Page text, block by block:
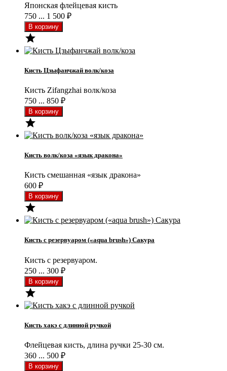
Японская флейцевая кисть
750 ... 1 500 ₽

Кисть Цзыфанчжай волк/коза
Кисть Zifangzhai волк/коза
750 ... 850 ₽

Кисть волк/коза «язык дракона»
Кисть смешанная «язык дракона»
600 ₽

Кисть с резервуаром («aqua brush») Сакура
Кисть с резервуаром.
250 ... 300 ₽

Кисть хакэ с длинной ручкой
Флейцевая кисть, длина ручки 25-30 см.
360 ... 500 ₽